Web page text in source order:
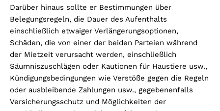
Darüber hinaus sollte er Bestimmungen über
Belegungsregeln, die Dauer des Aufenthalts
einschließlich etwaiger Verlängerungsoptionen,
Schäden, die von einer der beiden Parteien während
der Mietzeit verursacht werden, einschließlich
Säumniszuschlägen oder Kautionen für Haustiere usw.,
Kündigungsbedingungen wie Verstöße gegen die Regeln
oder ausbleibende Zahlungen usw., gegebenenfalls
Versicherungsschutz und Möglichkeiten der